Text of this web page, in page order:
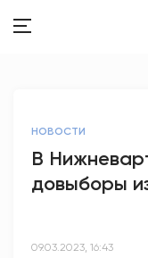
НОВОСТИ
В
довыборы
09.03.2023, 16:43